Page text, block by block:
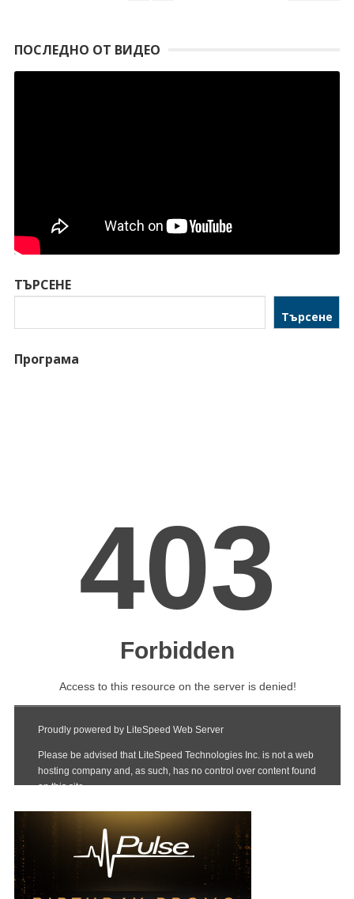
ПОСЛЕДНО ОТ ВИДЕО
ТЪРСЕНЕ
Търсене
Програма